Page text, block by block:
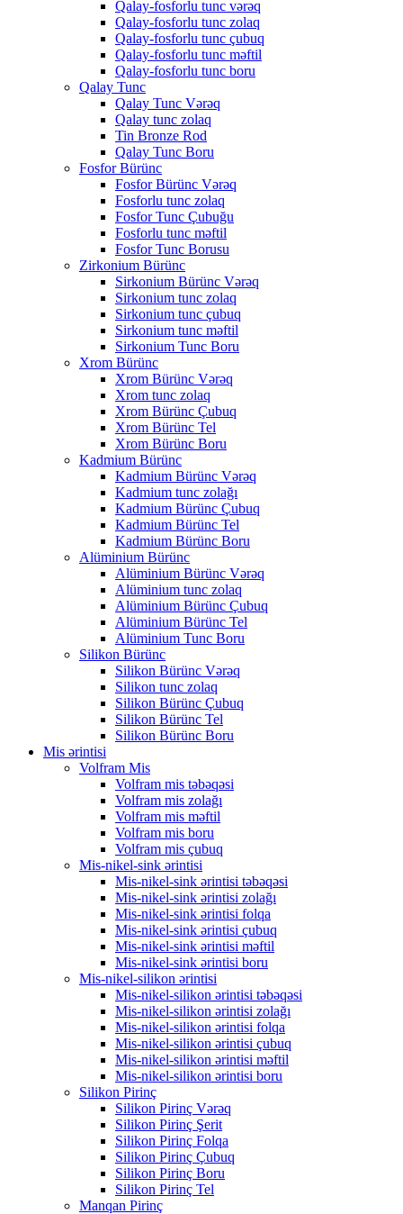
Qalay-fosforlu tunc vərəq
Qalay-fosforlu tunc zolaq
Qalay-fosforlu tunc çubuq
Qalay-fosforlu tunc məftil
Qalay-fosforlu tunc boru
Qalay Tunc
Qalay Tunc Vərəq
Qalay tunc zolaq
Tin Bronze Rod
Qalay Tunc Boru
Fosfor Bürünc
Fosfor Bürünc Vərəq
Fosforlu tunc zolaq
Fosfor Tunc Çubuğu
Fosforlu tunc məftil
Fosfor Tunc Borusu
Zirkonium Bürünc
Sirkonium Bürünc Vərəq
Sirkonium tunc zolaq
Sirkonium tunc çubuq
Sirkonium tunc məftil
Sirkonium Tunc Boru
Xrom Bürünc
Xrom Bürünc Vərəq
Xrom tunc zolaq
Xrom Bürünc Çubuq
Xrom Bürünc Tel
Xrom Bürünc Boru
Kadmium Bürünc
Kadmium Bürünc Vərəq
Kadmium tunc zolağı
Kadmium Bürünc Çubuq
Kadmium Bürünc Tel
Kadmium Bürünc Boru
Alüminium Bürünc
Alüminium Bürünc Vərəq
Alüminium tunc zolaq
Alüminium Bürünc Çubuq
Alüminium Bürünc Tel
Alüminium Tunc Boru
Silikon Bürünc
Silikon Bürünc Vərəq
Silikon tunc zolaq
Silikon Bürünc Çubuq
Silikon Bürünc Tel
Silikon Bürünc Boru
Mis ərintisi
Volfram Mis
Volfram mis təbəqəsi
Volfram mis zolağı
Volfram mis məftil
Volfram mis boru
Volfram mis çubuq
Mis-nikel-sink ərintisi
Mis-nikel-sink ərintisi təbəqəsi
Mis-nikel-sink ərintisi zolağı
Mis-nikel-sink ərintisi folqa
Mis-nikel-sink ərintisi çubuq
Mis-nikel-sink ərintisi məftil
Mis-nikel-sink ərintisi boru
Mis-nikel-silikon ərintisi
Mis-nikel-silikon ərintisi təbəqəsi
Mis-nikel-silikon ərintisi zolağı
Mis-nikel-silikon ərintisi folqa
Mis-nikel-silikon ərintisi çubuq
Mis-nikel-silikon ərintisi məftil
Mis-nikel-silikon ərintisi boru
Silikon Pirinç
Silikon Pirinç Vərəq
Silikon Pirinç Şerit
Silikon Pirinç Folqa
Silikon Pirinç Çubuq
Silikon Pirinç Boru
Silikon Pirinç Tel
Manqan Pirinç